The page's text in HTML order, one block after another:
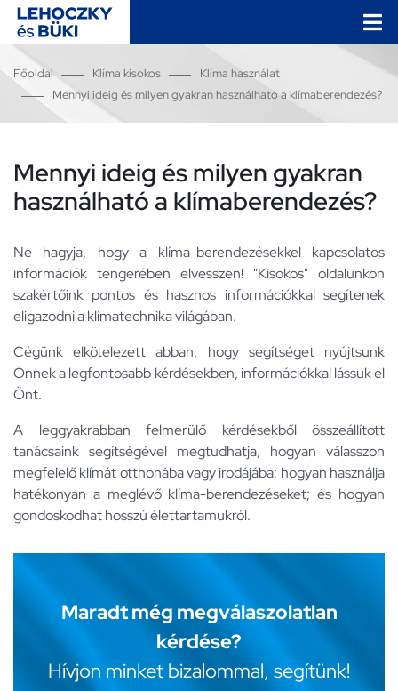
Főoldal Klíma kisokos
Klíma használat
Mennyi ideig és milyen gyakran használható a klímaberendezés?
Mennyi ideig és milyen gyakran
használható a klímaberendezés?
Ne hagyja, hogy a klíma-berendezésekkel kapcsolatos
információk tengerében elvesszen! "Kisokos" oldalunkon
szakértőink pontos és hasznos információkkal segítenek
eligazodni a klímatechnika világában.
Cégünk elkötelezett abban, hogy segítséget nyújtsunk
Önnek a legfontosabb kérdésekben, információkkal lássuk el
Önt.
A leggyakrabban felmerülő kérdésekből összeállított
tanácsaink segítségével megtudhatja, hogyan válasszon
megfelelő klímát otthonába vagy irodájába; hogyan használja
hatékonyan a meglévő klíma-berendezéseket; és hogyan
gondoskodhat hosszú élettartamukról.
Maradt még megválaszolatlan
kérdése?
Hívjon minket bizalommal, segítünk!